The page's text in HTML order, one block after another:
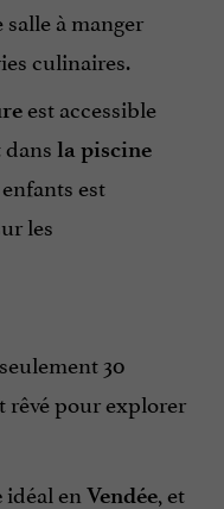
à manger
culinaires.
est accessible
la piscine
est
les
30
rêvé pour explorer
idéal en Vendée, et